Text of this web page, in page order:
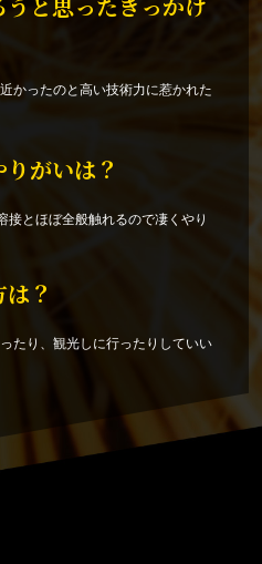
かったのと高い技術力に惹かれた
がいは？
接とほぼ全般触れるので凄くやり
？
たり、観光しに行ったりしていい